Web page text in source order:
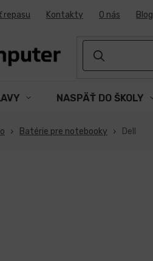
repasu Kontakty O nás Blog
NASPÄŤ DO ŠKOLY
Batérie pre notebooky Dell